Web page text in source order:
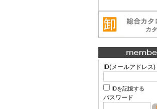
ID(メールアドレス)
IDを記憶する
パスワード